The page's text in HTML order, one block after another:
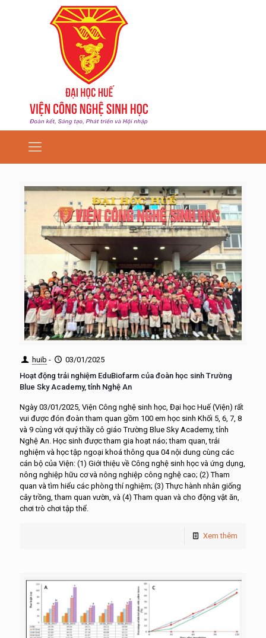
huib -
03/01/2025
Hoạt động trải nghiệm EduBiofarm của đoàn học sinh Trường
Blue Sky Academy, tỉnh Nghệ An
Ngày 03/01/2025, Viện Công nghệ sinh học, Đại học Huế (Viện) rất
vui được đón đoàn tham quan gồm 100 em học sinh Khối 5, 6, 7, 8
và 9 cùng với quý thầy cô giáo Trường Blue Sky Academy, tỉnh
Nghệ An. Học sinh được tham gia hoạt náo; tham quan, trải
nghiệm và học tập ngoại khoá thông qua 04 nội dung cùng các
cán bộ của Viện: (1) Giới thiệu về Công nghệ sinh học và ứng dụng,
nông nghiệp hữu cơ và nông nghiệp công nghệ cao; (2) Tham
quan và tìm hiểu các phòng thí nghiệm; (3) Thực hành nhân giống
cây trồng, tham quan vườn, và (4) Tham quan và cho động vật ăn,
chơi trò chơi tập thể.
Xem thêm